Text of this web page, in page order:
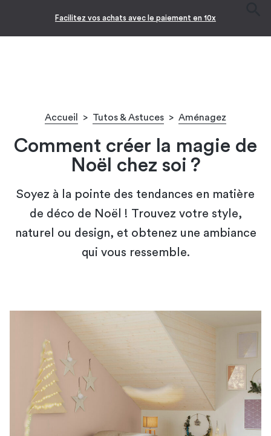
-10% pour les jeunes diplômés !* 🎉
Accueil > Tutos & Astuces > Aménagez
Comment créer la magie de
Noël chez soi ?
Soyez à la pointe des tendances en matière
de déco de Noël ! Trouvez votre style,
naturel ou design, et obtenez une ambiance
qui vous ressemble.